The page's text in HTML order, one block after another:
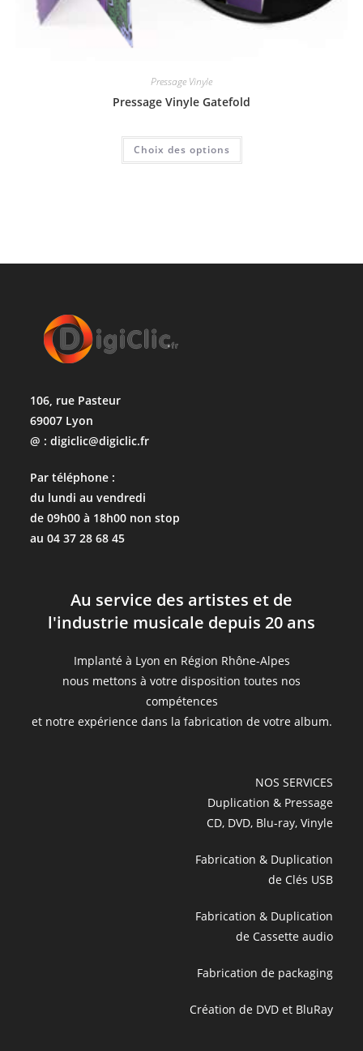
Pressage Vinyle
Pressage Vinyle Gatefold
Choix des options
106, rue Pasteur
69007 Lyon
@ : digiclic@digiclic.fr
Par téléphone :
du lundi au vendredi
de 09h00 à 18h00 non stop
au 04 37 28 68 45
Au service des artistes et de
l'industrie musicale depuis 20 ans
Implanté à Lyon en Région Rhône-Alpes
nous mettons à votre disposition toutes nos
compétences
et notre expérience dans la fabrication de votre album.
NOS SERVICES
Duplication & Pressage
CD, DVD, Blu-ray, Vinyle
Fabrication & Duplication
de Clés USB
Fabrication & Duplication
de Cassette audio
Fabrication de packaging
Création de DVD et BluRay